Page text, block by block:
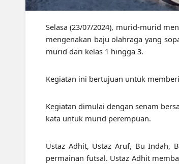
Selasa (23/07/2024), murid-murid
mengenakan baju olahraga yang
murid dari kelas 1 hingga 3.
Kegiatan ini bertujuan untuk
Kegiatan dimulai dengan senam
kata untuk murid perempuan.
Ustaz Adhit, Ustaz Aruf, Bu Indah,
permainan futsal. Ustaz Adhit